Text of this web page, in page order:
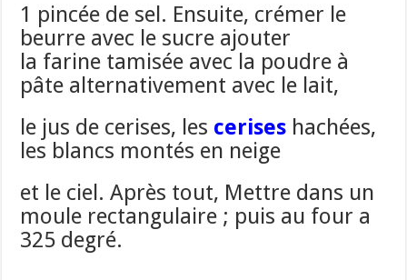
1 pincée de sel. Ensuite, crémer le
beurre avec le sucre ajouter
la farine tamisée avec la poudre à
pâte alternativement avec le lait,
le jus de cerises, les cerises hachées,
les blancs montés en neige
et le ciel. Après tout, Mettre dans un
moule rectangulaire ; puis au four a
325 degré.